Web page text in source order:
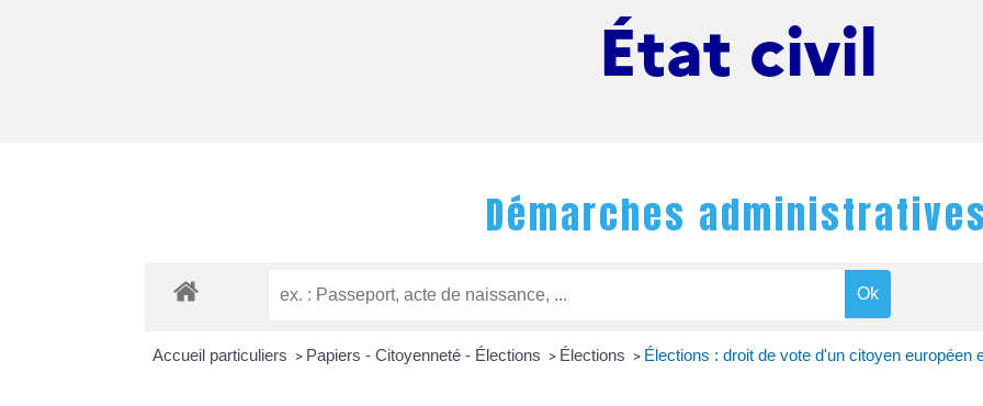
État civil
Démarches administratives
Accueil particuliers > Papiers - Citoyenneté - Élections > Élections > Élections : droit de vote d'un citoyen européen